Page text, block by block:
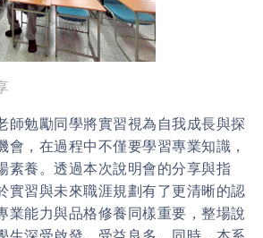
勉勵同學將實習視為自我成長與探
會，在過程中不僅要學習專業知識，
素養。透過本次說明會的分享與指
實習與未來職涯規劃有了更清晰的認
業能力與品格修養同樣重要，整場說